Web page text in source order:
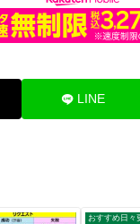
LINE
おすすめ日々